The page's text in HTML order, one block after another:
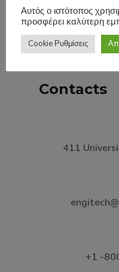
Contacts
411
+1 -
Αυτός ο ιστότοπος
προσφέρει καλύτερη
Cookie Ρυθμίσεις